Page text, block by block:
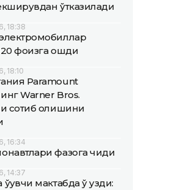
ўтказилади
18:38
фоизга ошди
18:10
Paramount
Warner Bros.
сотиб олишини
16:34
фазога чиқди
14:37
мактабда ўқ узди: